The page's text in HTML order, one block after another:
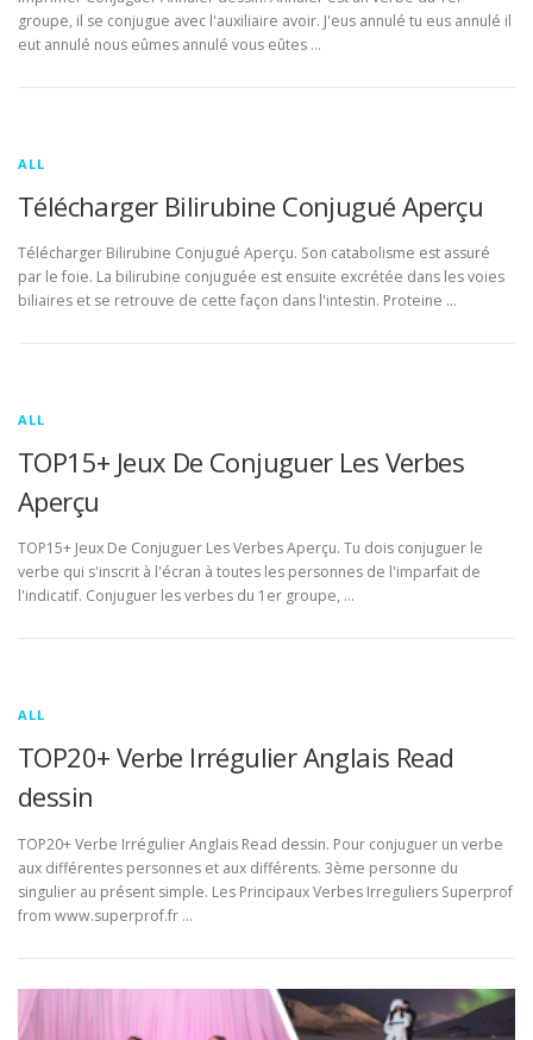
groupe, il se conjugue avec l'auxiliaire avoir. J'eus annulé tu eus annulé il
eut annulé nous eûmes annulé vous eûtes …
ALL
Télécharger Bilirubine Conjugué Aperçu
Télécharger Bilirubine Conjugué Aperçu. Son catabolisme est assuré
par le foie. La bilirubine conjuguée est ensuite excrétée dans les voies
biliaires et se retrouve de cette façon dans l'intestin. Proteine …
ALL
TOP15+ Jeux De Conjuguer Les Verbes
Aperçu
TOP15+ Jeux De Conjuguer Les Verbes Aperçu. Tu dois conjuguer le
verbe qui s'inscrit à l'écran à toutes les personnes de l'imparfait de
l'indicatif. Conjuguer les verbes du 1er groupe, …
ALL
TOP20+ Verbe Irrégulier Anglais Read
dessin
TOP20+ Verbe Irrégulier Anglais Read dessin. Pour conjuguer un verbe
aux différentes personnes et aux différents. 3ème personne du
singulier au présent simple. Les Principaux Verbes Irreguliers Superprof
from www.superprof.fr …